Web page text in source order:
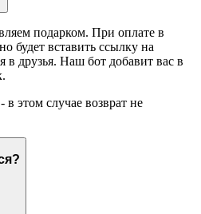
подарком. При оплате в
будет вставить ссылку на
в друзья. Наш бот добавит вас в
в этом случае возврат не